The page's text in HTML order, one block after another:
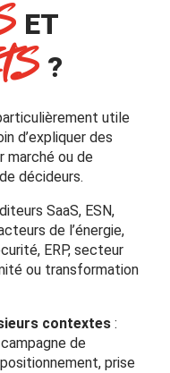
ET
?
utile
d’expliquer des
marché ou de
décideurs.
SaaS, ESN,
de l’énergie,
ERP, secteur
ou transformation
contextes :
de
prise